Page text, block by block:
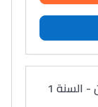
حقوق الإنسان في القرن العشرين - السنة 1